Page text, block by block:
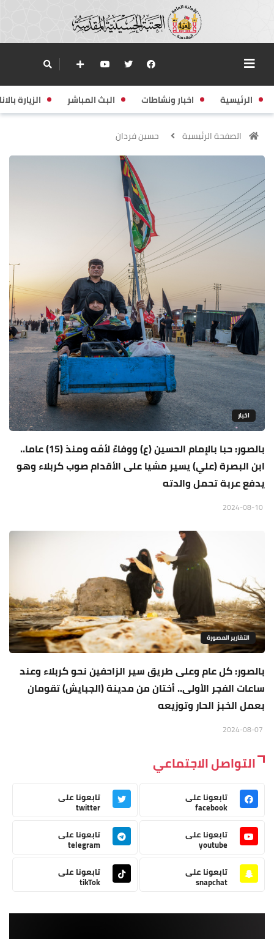
الرئيسية اخبار ونشاطات البث المباشر الزيارة
الصفحة الرئيسية حسين فردان
اخبار
بالصور: حبا بالإمام الحسين (ع) ووفاءً لأمّه ومنذ (15) عاما..
ابن البصرة (علي) يسير مشيا على الأقدام صوب كربلاء وهو
يدفع عربة تحمل والدته
التقارير المصورة
بالصور: كل عام وعلى طريق سير الزاحفين نحو كربلاء وعند
ساعات الفجر الأولى.. أختان من مدينة (الجبايش) تقومان
بعمل الخبز الحار وتوزيعه
التواصل الاجتماعي
تابعونا على
facebook
تابعونا على
twitter
تابعونا على
youtube
تابعونا على
telegram
تابعونا على
snapchat
تابعونا على
tikTok